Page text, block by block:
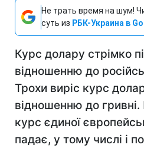
Не трать время на шум!
суть из РБК-Украина в
Курс долару стрімко
відношенню до
Трохи виріс курс
відношенню до
курс єдиної
падає, у тому числі і